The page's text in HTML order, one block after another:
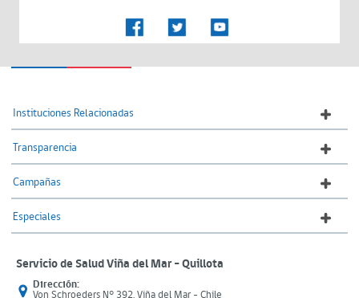
Instituciones Relacionadas
Transparencia
Campañas
Especiales
Servicio de Salud Viña del Mar – Quillota
Dirección:
Von Schroeders N° 392, Viña del Mar - Chile